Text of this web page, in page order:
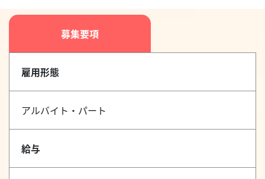
募集要項
雇用形態
アルバイト・パート
給与